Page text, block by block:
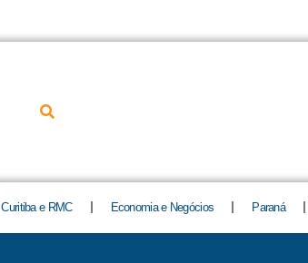
Curitiba e RMC Economia e Negócios Paraná